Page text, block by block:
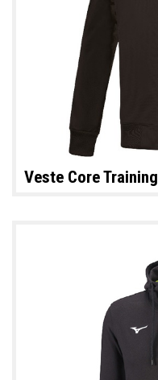
Veste Core Training